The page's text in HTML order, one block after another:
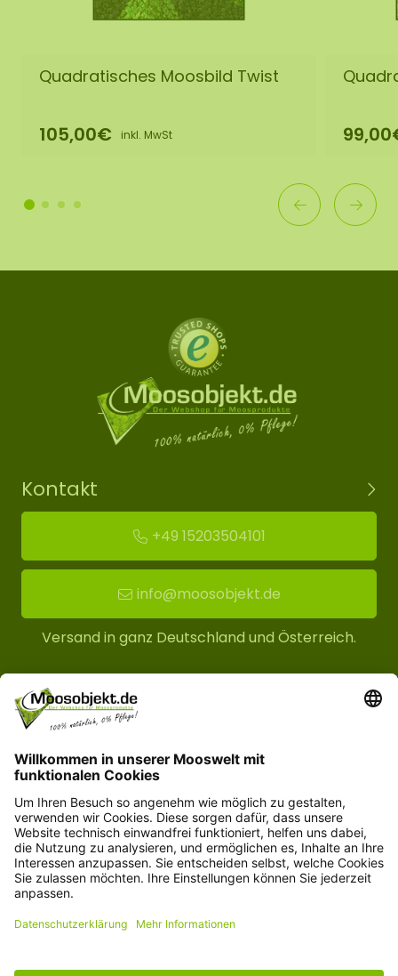
Quadratisches Moosbild Twist
105,00€ inkl. MwSt
Kontakt
+49 15203504101
info@moosobjekt.de
Versand in ganz Deutschland und Österreich.
Kundenservice
Informationen
© Copyright 2026 moosobjekt.de